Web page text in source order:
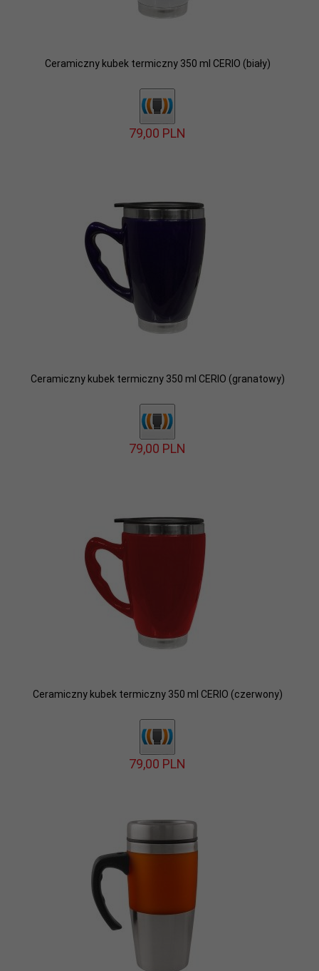
Ceramiczny kubek termiczny 350 ml CERIO (biały)
79,00 PLN
Ceramiczny kubek termiczny 350 ml CERIO (granatowy)
79,00 PLN
Ceramiczny kubek termiczny 350 ml CERIO (czerwony)
79,00 PLN